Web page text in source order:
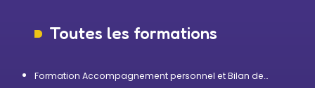
Toutes les formations
Formation Accompagnement personnel et Bilan de